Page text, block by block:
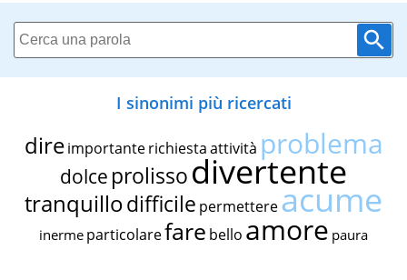
I sinonimi più ricercati
dire importante richiestaattività problema
dolce prolissodivertente
tranquillodifficile permettereacume
inerme particolarefare bello amore paura